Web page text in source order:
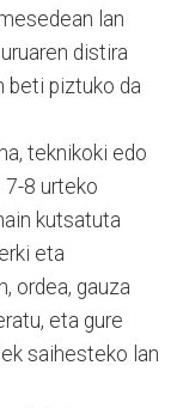
lan
distira
beti piztuko da
teknikoki edo
7-8 urteko
kutsatuta
eta
ordea, gauza
eta gure
saihesteko lan